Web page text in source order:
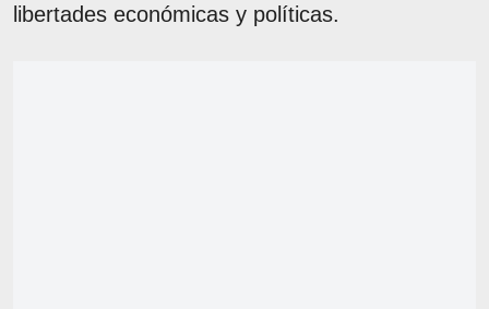
libertades económicas y políticas.